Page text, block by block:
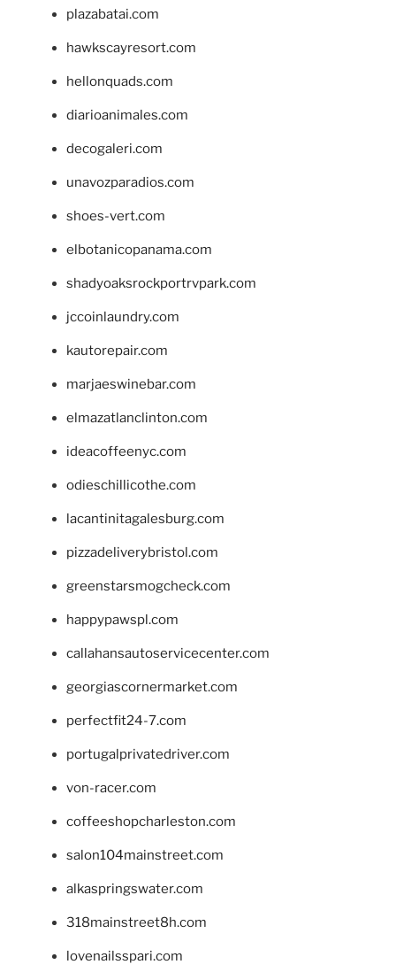
plazabatai.com
hawkscayresort.com
hellonquads.com
diarioanimales.com
decogaleri.com
unavozparadios.com
shoes-vert.com
elbotanicopanama.com
shadyoaksrockportrvpark.com
jccoinlaundry.com
kautorepair.com
marjaeswinebar.com
elmazatlanclinton.com
ideacoffeenyc.com
odieschillicothe.com
lacantinitagalesburg.com
pizzadeliverybristol.com
greenstarsmogcheck.com
happypawspl.com
callahansautoservicecenter.com
georgiascornermarket.com
perfectfit24-7.com
portugalprivatedriver.com
von-racer.com
coffeeshopcharleston.com
salon104mainstreet.com
alkaspringswater.com
318mainstreet8h.com
lovenailsspari.com